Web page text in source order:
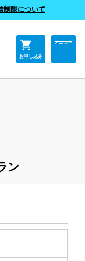
制限について
shopping_cart
お申し込み
メニュー
ン